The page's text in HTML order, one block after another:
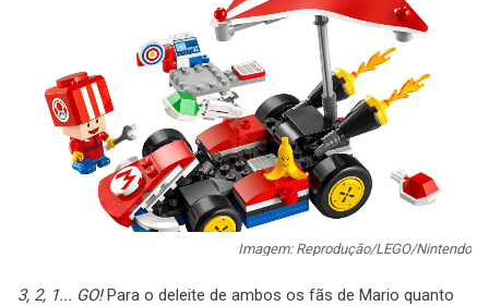
Imagem: Reprodução/LEGO/Nintendo
3, 2, 1... GO!Para o deleite de ambos os fãs de Mario quanto